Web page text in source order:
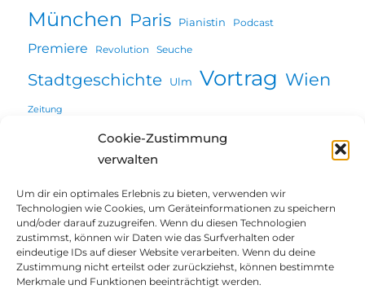
Cookie-Zustimmung
verwalten
Um dir ein optimales Erlebnis zu bieten, verwenden wir
Technologien wie Cookies, um Geräteinformationen zu speichern
und/oder darauf zuzugreifen. Wenn du diesen Technologien
zustimmst, können wir Daten wie das Surfverhalten oder
eindeutige IDs auf dieser Website verarbeiten. Wenn du deine
Zustimmung nicht erteilst oder zurückziehst, können bestimmte
Merkmale und Funktionen beeinträchtigt werden.
München Paris Pianistin Podcast
Premiere Revolution Seuche
Stadtgeschichte Ulm Vortrag Wien
Zeitung
Über mich
Projekte | Vorträge
öffnen